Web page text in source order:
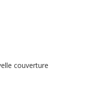
couverture